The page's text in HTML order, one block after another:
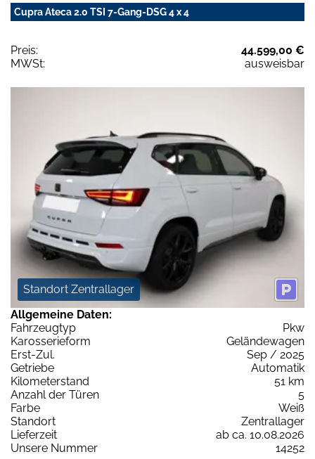
Cupra Ateca 2.0 TSI 7-Gang-DSG 4 x 4
Preis:
44.599,00 €
MWSt:
ausweisbar
Standort Zentrallager
Allgemeine Daten:
Fahrzeugtyp
Pkw
Karosserieform
Geländewagen
Erst-Zul.
Sep / 2025
Getriebe
Automatik
Kilometerstand
51 km
Anzahl der Türen
5
Farbe
Weiß
Standort
Zentrallager
Lieferzeit
ab ca. 10.08.2026
Unsere Nummer
14252